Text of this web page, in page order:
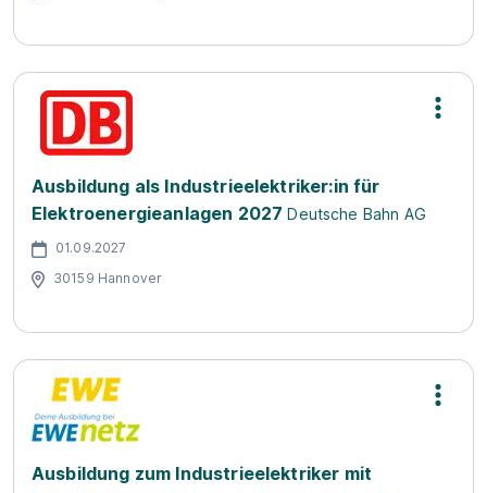
Ausbildung als Industrieelektriker:in für
Elektroenergieanlagen 2027 Deutsche Bahn AG
01.09.2027
30159 Hannover
Ausbildung zum Industrieelektriker mit